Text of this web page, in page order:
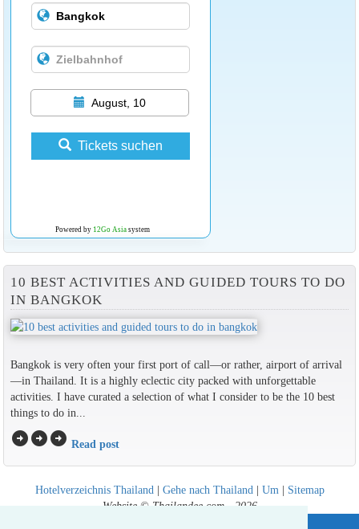
August, 10
Tickets suchen
Powered by 12Go Asiasystem
10 BEST ACTIVITIES AND GUIDED TOURS TO DO
IN BANGKOK
Bangkok is very often your first port of call—or rather, airport of arrival
—in Thailand. It is a highly eclectic city packed with unforgettable
activities. I have curated a selection of what I consider to be the 10 best
things to do in...
arrow_circle_rightarrow_circle_rightarrow_circle_right Read post
Hotelverzeichnis Thailand | Gehe nach Thailand | Um | Sitemap
Website © Thailandee.com - 2026